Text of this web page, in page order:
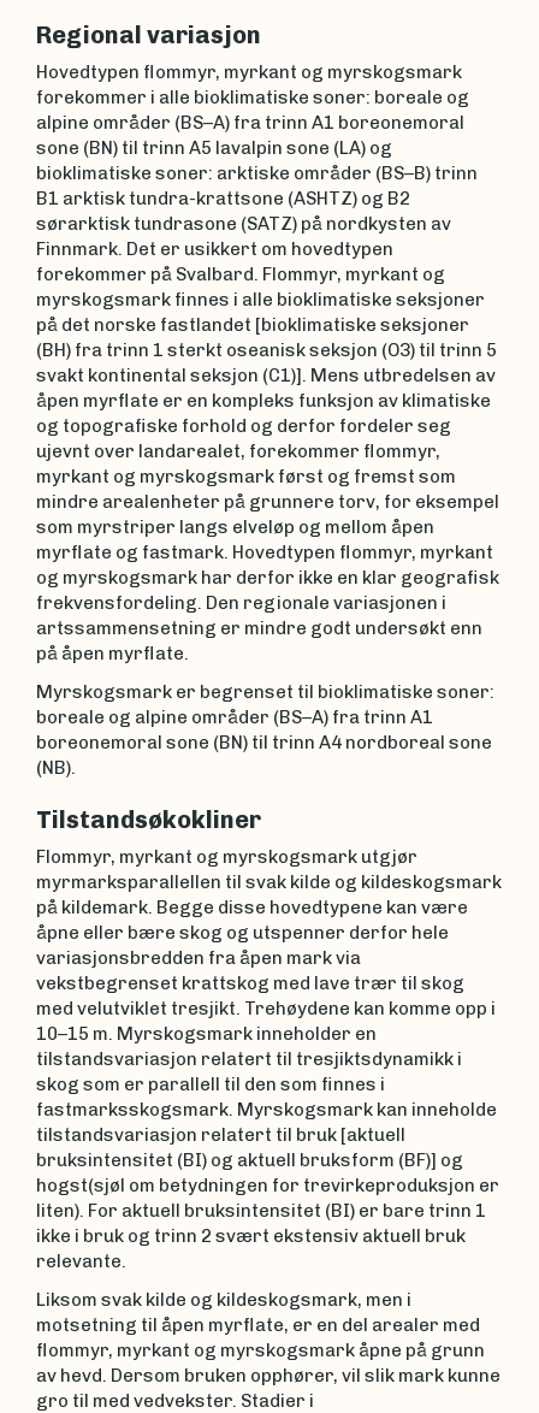
Regional variasjon
Hovedtypen flommyr, myrkant og myrskogsmark
forekommer i alle bioklimatiske soner: boreale og
alpine områder (BS–A) fra trinn A1 boreonemoral
sone (BN) til trinn A5 lavalpin sone (LA) og
bioklimatiske soner: arktiske områder (BS–B) trinn
B1 arktisk tundra-krattsone (ASHTZ) og B2
sørarktisk tundrasone (SATZ) på nordkysten av
Finnmark. Det er usikkert om hovedtypen
forekommer på Svalbard. Flommyr, myrkant og
myrskogsmark finnes i alle bioklimatiske seksjoner
på det norske fastlandet [bioklimatiske seksjoner
(BH) fra trinn 1 sterkt oseanisk seksjon (O3) til trinn 5
svakt kontinental seksjon (C1)]. Mens utbredelsen av
åpen myrflate er en kompleks funksjon av klimatiske
og topografiske forhold og derfor fordeler seg
ujevnt over landarealet, forekommer flommyr,
myrkant og myrskogsmark først og fremst som
mindre arealenheter på grunnere torv, for eksempel
som myrstriper langs elveløp og mellom åpen
myrflate og fastmark. Hovedtypen flommyr, myrkant
og myrskogsmark har derfor ikke en klar geografisk
frekvensfordeling. Den regionale variasjonen i
artssammensetning er mindre godt undersøkt enn
på åpen myrflate.
Myrskogsmark er begrenset til bioklimatiske soner:
boreale og alpine områder (BS–A) fra trinn A1
boreonemoral sone (BN) til trinn A4 nordboreal sone
(NB).
Tilstandsøkokliner
Flommyr, myrkant og myrskogsmark utgjør
myrmarksparallellen til svak kilde og kildeskogsmark
på kildemark. Begge disse hovedtypene kan være
åpne eller bære skog og utspenner derfor hele
variasjonsbredden fra åpen mark via
vekstbegrenset krattskog med lave trær til skog
med velutviklet tresjikt. Trehøydene kan komme opp i
10–15 m. Myrskogsmark inneholder en
tilstandsvariasjon relatert til tresjiktsdynamikk i
skog som er parallell til den som finnes i
fastmarksskogsmark. Myrskogsmark kan inneholde
tilstandsvariasjon relatert til bruk [aktuell
bruksintensitet (BI) og aktuell bruksform (BF)] og
hogst(sjøl om betydningen for trevirkeproduksjon er
liten). For aktuell bruksintensitet (BI) er bare trinn 1
ikke i bruk og trinn 2 svært ekstensiv aktuell bruk
relevante.
Liksom svak kilde og kildeskogsmark, men i
motsetning til åpen myrflate, er en del arealer med
flommyr, myrkant og myrskogsmark åpne på grunn
av hevd. Dersom bruken opphører, vil slik mark kunne
gro til med vedvekster. Stadier i